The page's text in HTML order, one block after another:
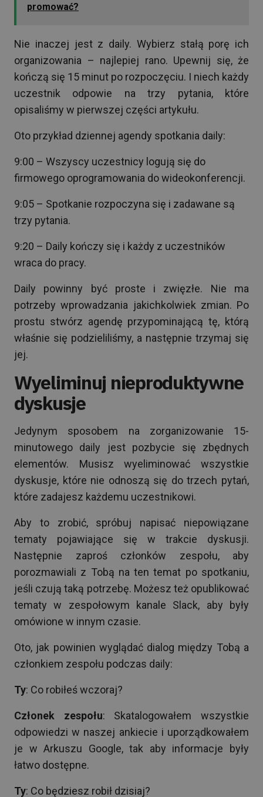
promować?
Nie inaczej jest z daily. Wybierz stałą porę ich
organizowania – najlepiej rano. Upewnij się, że
kończą się 15 minut po rozpoczęciu. I niech każdy
uczestnik odpowie na trzy pytania, które
opisaliśmy w pierwszej części artykułu.
Oto przykład dziennej agendy spotkania daily:
9:00 – Wszyscy uczestnicy logują się do
firmowego oprogramowania do wideokonferencji.
9:05 – Spotkanie rozpoczyna się i zadawane są
trzy pytania.
9:20 – Daily kończy się i każdy z uczestników
wraca do pracy.
Daily powinny być proste i zwięzłe. Nie ma
potrzeby wprowadzania jakichkolwiek zmian. Po
prostu stwórz agendę przypominającą tę, którą
właśnie się podzieliliśmy, a następnie trzymaj się
jej.
Wyeliminuj nieproduktywne
dyskusje
Jedynym sposobem na zorganizowanie 15-
minutowego daily jest pozbycie się zbędnych
elementów. Musisz wyeliminować wszystkie
dyskusje, które nie odnoszą się do trzech pytań,
które zadajesz każdemu uczestnikowi.
Aby to zrobić, spróbuj napisać niepowiązane
tematy pojawiające się w trakcie dyskusji.
Następnie zaproś członków zespołu, aby
porozmawiali z Tobą na ten temat po spotkaniu,
jeśli czują taką potrzebę. Możesz też opublikować
tematy w zespołowym kanale Slack, aby były
omówione w innym czasie.
Oto, jak powinien wyglądać dialog między Tobą a
członkiem zespołu podczas daily:
Ty: Co robiłeś wczoraj?
Członek zespołu: Skatalogowałem wszystkie
odpowiedzi w naszej ankiecie i uporządkowałem
je w Arkuszu Google, tak aby informacje były
łatwo dostępne.
Ty: Co będziesz robił dzisiaj?